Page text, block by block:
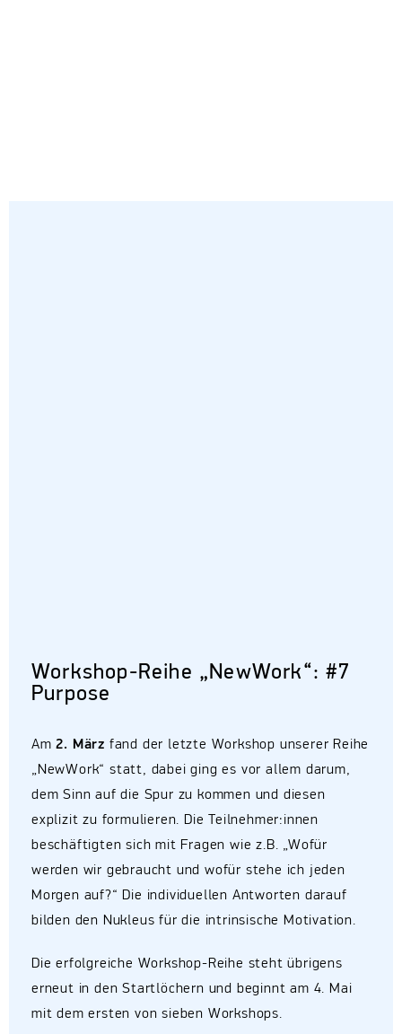
Workshop-Reihe „NewWork“: #7
Purpose
Am2. März fand der letzte Workshop unserer Reihe
„NewWork“ statt, dabei ging es vor allem darum,
dem Sinn auf die Spur zu kommen und diesen
explizit zu formulieren. Die Teilnehmer:innen
beschäftigten sich mit Fragen wie z.B. „Wofür
werden wir gebraucht und wofür stehe ich jeden
Morgen auf?“ Die individuellen Antworten darauf
bilden den Nukleus für die intrinsische Motivation.
Die erfolgreiche Workshop-Reihe steht übrigens
erneut in den Startlöchern und beginnt am 4. Mai
mit dem ersten von sieben Workshops.